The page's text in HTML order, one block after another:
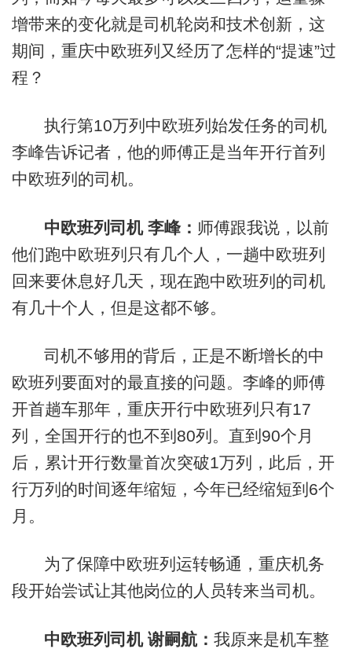
增带来的变化就是司机轮岗和技术创新，这
期间，重庆中欧班列又经历了怎样的“提速”过
程？
执行第10万列中欧班列始发任务的司机
李峰告诉记者，他的师傅正是当年开行首列
中欧班列的司机。
中欧班列司机 李峰： 师傅跟我说，以前
他们跑中欧班列只有几个人，一趟中欧班列
回来要休息好几天，现在跑中欧班列的司机
有几十个人，但是这都不够。
司机不够用的背后，正是不断增长的中
欧班列要面对的最直接的问题。李峰的师傅
开首趟车那年，重庆开行中欧班列只有17
列，全国开行的也不到80列。直到90个月
后，累计开行数量首次突破1万列，此后，开
行万列的时间逐年缩短，今年已经缩短到6个
月。
为了保障中欧班列运转畅通，重庆机务
段开始尝试让其他岗位的人员转来当司机。
中欧班列司机 谢嗣航： 我原来是机车整